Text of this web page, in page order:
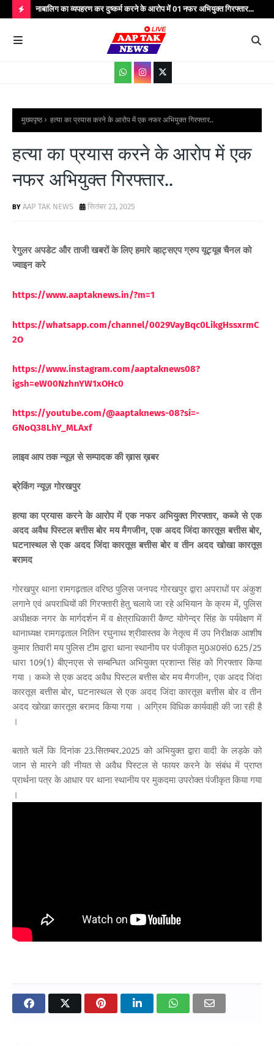
O
S
S
नाबालिग का व्यपहरण कर दुष्कर्म करने के आरोप में 01 नफर अभियुक्त गिरफ्तार...
मुख्यपृष्ठ हत्या का प्रयास करने के आरोप में एक नफर अभियुक्त गिरफ्तार..
हत्या का प्रयास करने के आरोप में एक
नफर अभियुक्त गिरफ्तार..
AAP TAK NEWS सितंबर 23, 2025
रेगुलर अपडेट और ताजी खबरों के लिए हमारे व्हाट्सएप ग्रुप यूट्यूब चैनल को
ज्वाइन करे
https://www.aaptaknews.in/?m=1
https://whatsapp.com/channel/0029VayBqc0LikgHssxrmC
2O
https://www.instagram.com/aaptaknews08?
igsh=eW00NzhnYW1xOHc0
https://youtube.com/@aaptaknews-08?si=-
GNoQ38LhY_MLAxf
लाइव आप तक न्यूज़ से सम्पादक की ख़ास ख़बर
ब्रेकिंग न्यूज़ गोरखपुर
हत्या का प्रयास करने के आरोप में एक नफर अभियुक्त गिरफ्तार, कब्जे से एक
अदद अवैध पिस्टल बत्तीस बोर मय मैगजीन, एक अदद जिंदा कारतूस बत्तीस बोर,
घटनास्थल से एक अदद जिंदा कारतूस बत्तीस बोर व तीन अदद खोखा कारतूस
बरामद
गोरखपुर थाना रामगढ़ताल वरिष्ठ पुलिस जनपद गोरखपुर द्वारा अपराधों पर अंकुश
लगाने एवं अपराधियों की गिरफ्तारी हेतु चलाये जा रहे अभियान के क्रम में, पुलिस
अधीक्षक नगर के मार्गदर्शन में व क्षेत्राधिकारी कैण्ट योगेन्द्र सिंह के पर्यवेक्षण में
थानाध्यक्ष रामगढ़ताल नितिन रघुनाथ श्रीवास्तव के नेतृत्व में उप निरीक्षक आशीष
कुमार तिवारी मय पुलिस टीम द्वारा थाना स्थानीय पर पंजीकृत मु0अ0सं0 625/25
धारा 109(1) बीएनएस से सम्बन्धित अभियुक्त प्रशान्त सिंह को गिरफ्तार किया
गया । कब्जे से एक अदद अवैध पिस्टल बत्तीस बोर मय मैगजीन, एक अदद जिंदा
कारतूस बत्तीस बोर, घटनास्थल से एक अदद जिंदा कारतूस बत्तीस बोर व तीन
अदद खोखा कारतूस बरामद किया गया । अग्रिम विधिक कार्यवाही की जा रही है
।
बताते चलें कि दिनांक 23.सितम्बर.2025 को अभियुक्त द्वारा वादी के लड़के को
जान से मारने की नीयत से अवैध पिस्टल से फायर करने के संबंध में प्राप्त
प्रार्थना पत्र के आधार पर थाना स्थानीय पर मुकदमा उपरोक्त पंजीकृत किया गया
।